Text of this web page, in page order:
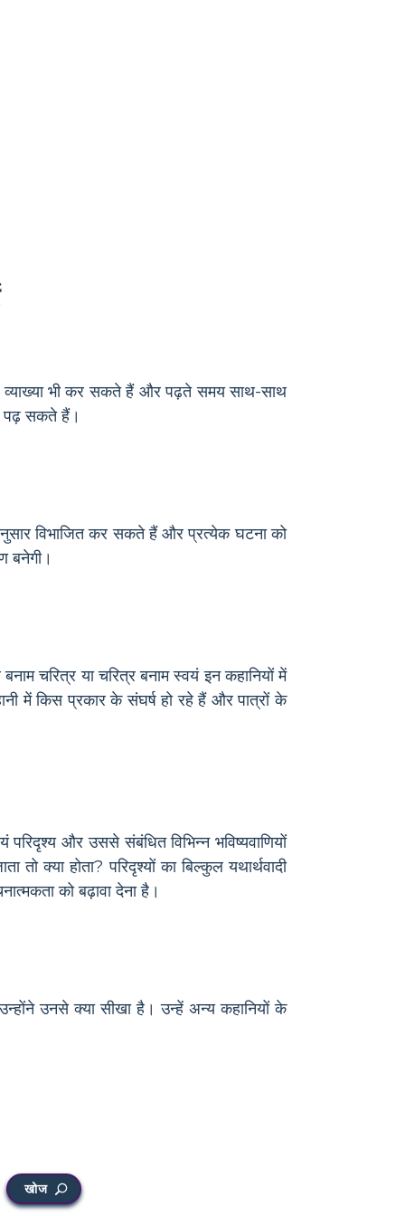
व्याख्या भी कर सकते हैं और पढ़ते समय साथ-साथ
पढ़ सकते हैं।
विभाजित कर सकते हैं और प्रत्येक घटना को
बनेगी।
चरित्र या चरित्र बनाम स्वयं इन कहानियों में
में किस प्रकार के संघर्ष हो रहे हैं और पात्रों के
और उससे संबंधित विभिन्न भविष्यवाणियों
क्या होता? परिदृश्यों का बिल्कुल यथार्थवादी
को बढ़ावा देना है।
उनसे क्या सीखा है। उन्हें अन्य कहानियों के
खोज